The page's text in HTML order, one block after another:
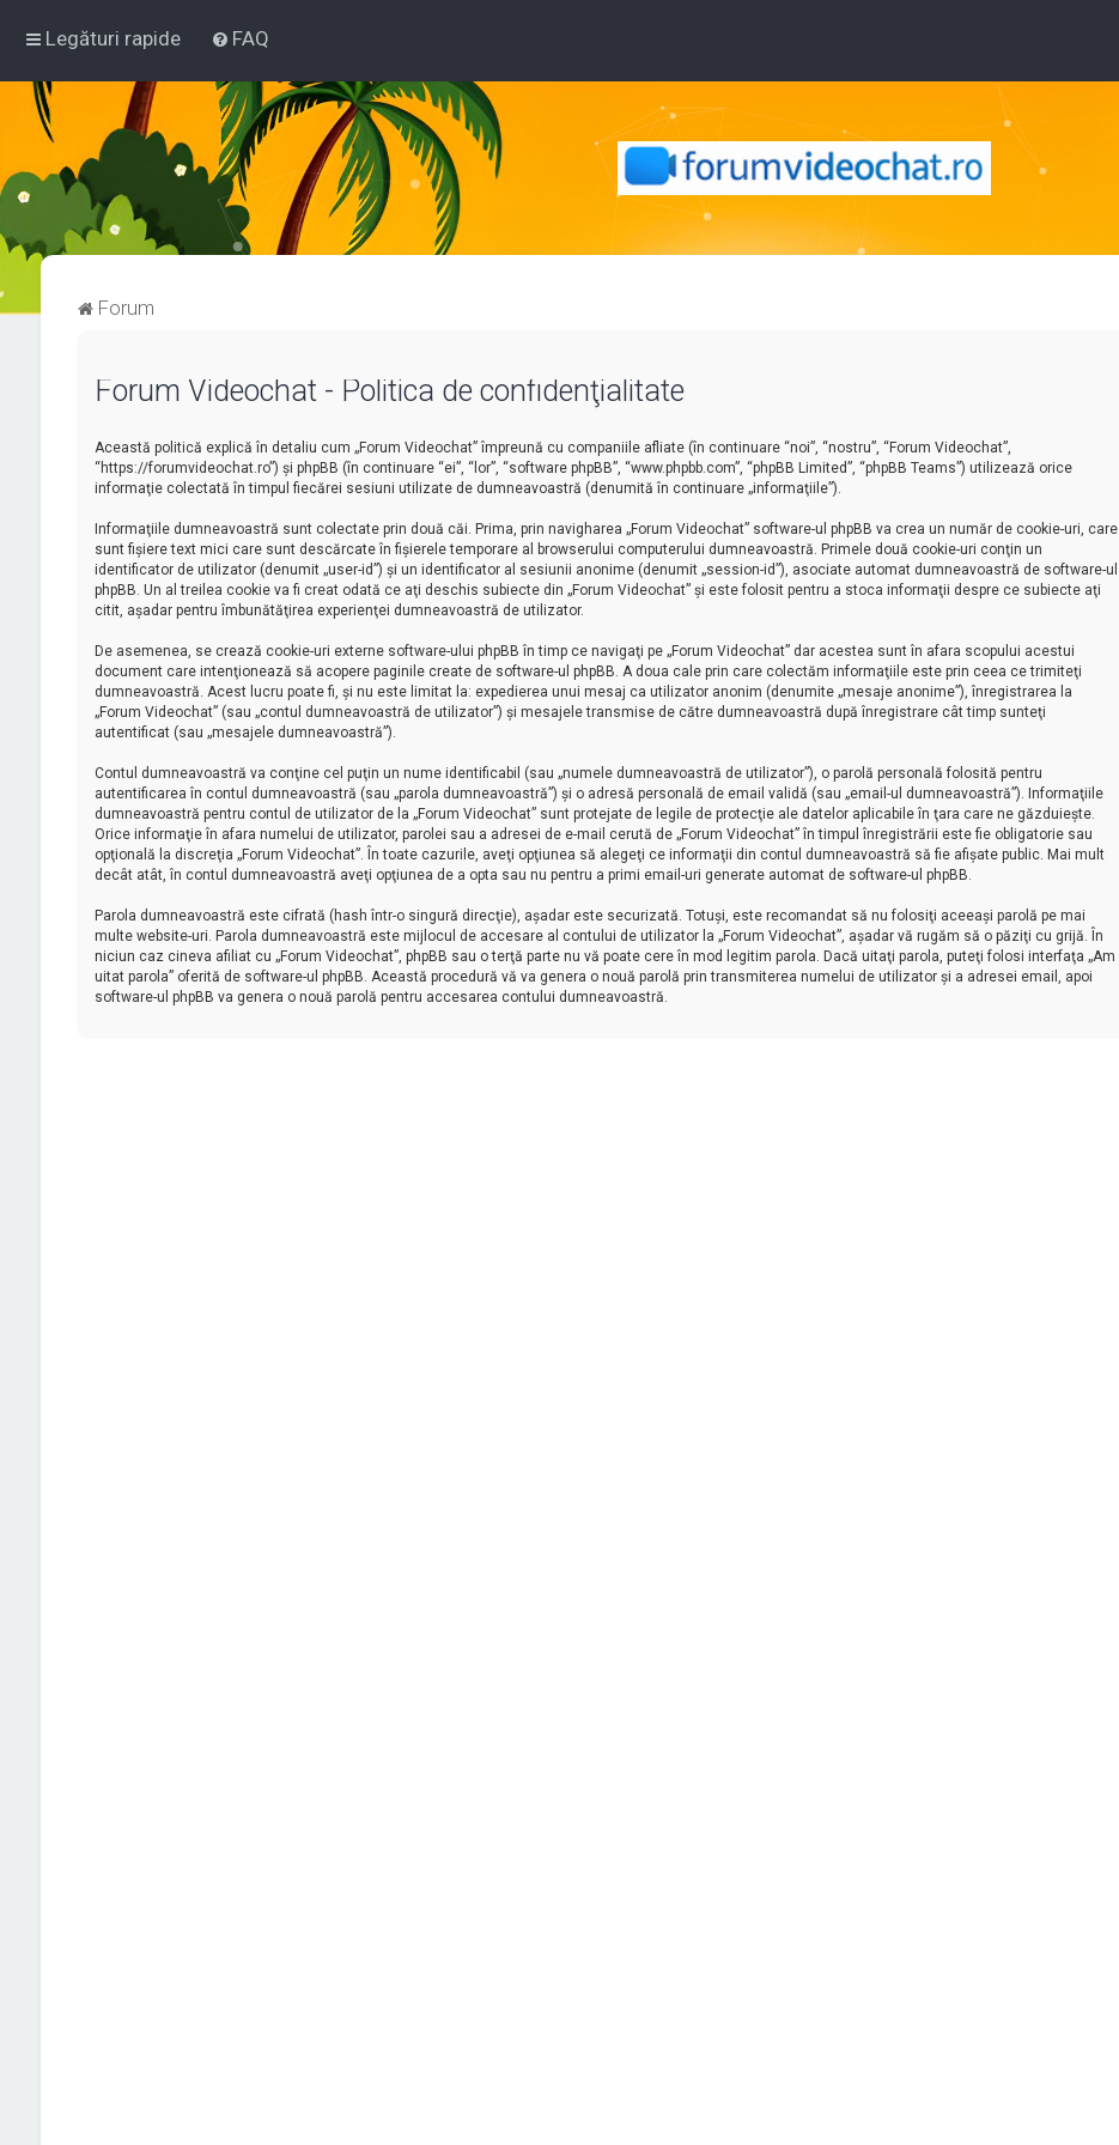
Legături rapide FAQ
Forum
Forum Videochat - Politica de confidenţialitate
Această politică explică în detaliu cum „Forum Videochat” împreună cu companiile afliate (în continuare “noi”, “nostru”, “Forum Videochat”,
“https://forumvideochat.ro”) şi phpBB (în continuare “ei”, “lor”, “software phpBB”, “www.phpbb.com”, “phpBB Limited”, “phpBB Teams”) utilizează orice
informaţie colectată în timpul fiecărei sesiuni utilizate de dumneavoastră (denumită în continuare „informaţiile”).
Informaţiile dumneavoastră sunt colectate prin două căi. Prima, prin navigharea „Forum Videochat” software-ul phpBB va crea un număr de cookie-uri, care
sunt fişiere text mici care sunt descărcate în fişierele temporare al browserului computerului dumneavoastră. Primele două cookie-uri conţin un
identificator de utilizator (denumit „user-id”) şi un identificator al sesiunii anonime (denumit „session-id”), asociate automat dumneavoastră de software-ul
phpBB. Un al treilea cookie va fi creat odată ce aţi deschis subiecte din „Forum Videochat” şi este folosit pentru a stoca informaţii despre ce subiecte aţi
citit, aşadar pentru îmbunătăţirea experienţei dumneavoastră de utilizator.
De asemenea, se crează cookie-uri externe software-ului phpBB în timp ce navigaţi pe „Forum Videochat” dar acestea sunt în afara scopului acestui
document care intenţionează să acopere paginile create de software-ul phpBB. A doua cale prin care colectăm informaţiile este prin ceea ce trimiteţi
dumneavoastră. Acest lucru poate fi, şi nu este limitat la: expedierea unui mesaj ca utilizator anonim (denumite „mesaje anonime”), înregistrarea la
„Forum Videochat” (sau „contul dumneavoastră de utilizator”) şi mesajele transmise de către dumneavoastră după înregistrare cât timp sunteţi
autentificat (sau „mesajele dumneavoastră”).
Contul dumneavoastră va conţine cel puţin un nume identificabil (sau „numele dumneavoastră de utilizator”), o parolă personală folosită pentru
autentificarea în contul dumneavoastră (sau „parola dumneavoastră”) şi o adresă personală de email validă (sau „email-ul dumneavoastră”). Informaţiile
dumneavoastră pentru contul de utilizator de la „Forum Videochat” sunt protejate de legile de protecţie ale datelor aplicabile în ţara care ne găzduieşte.
Orice informaţie în afara numelui de utilizator, parolei sau a adresei de e-mail cerută de „Forum Videochat” în timpul înregistrării este fie obligatorie sau
opţională la discreţia „Forum Videochat”. În toate cazurile, aveţi opţiunea să alegeţi ce informaţii din contul dumneavoastră să fie afişate public. Mai mult
decât atât, în contul dumneavoastră aveţi opţiunea de a opta sau nu pentru a primi email-uri generate automat de software-ul phpBB.
Parola dumneavoastră este cifrată (hash într-o singură direcţie), aşadar este securizată. Totuşi, este recomandat să nu folosiţi aceeaşi parolă pe mai
multe website-uri. Parola dumneavoastră este mijlocul de accesare al contului de utilizator la „Forum Videochat”, aşadar vă rugăm să o păziţi cu grijă. În
niciun caz cineva afiliat cu „Forum Videochat”, phpBB sau o terţă parte nu vă poate cere în mod legitim parola. Dacă uitaţi parola, puteţi folosi interfaţa „Am
uitat parola” oferită de software-ul phpBB. Această procedură vă va genera o nouă parolă prin transmiterea numelui de utilizator şi a adresei email, apoi
software-ul phpBB va genera o nouă parolă pentru accesarea contului dumneavoastră.